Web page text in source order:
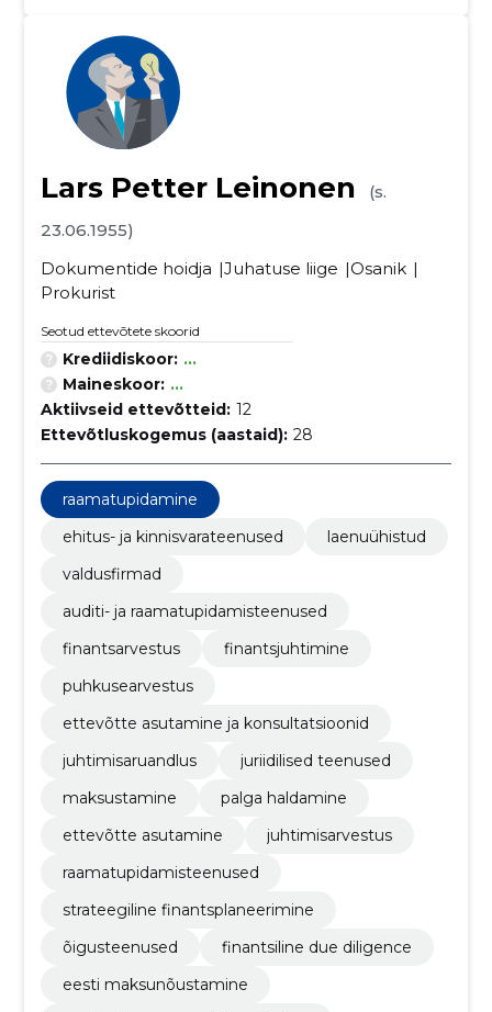
Lars Petter Leinonen
(s.
23.06.1955)
Dokumentide hoidja
Juhatuse liige
Osanik
Prokurist
Seotud ettevõtete skoorid
Krediidiskoor: ...
Maineskoor: ...
Aktiivseid ettevõtteid: 12
Ettevõtluskogemus (aastaid): 28
raamatupidamine
ehitus- ja kinnisvarateenused
laenuühistud
valdusfirmad
auditi- ja raamatupidamisteenused
finantsarvestus
finantsjuhtimine
puhkusearvestus
ettevõtte asutamine ja konsultatsioonid
juhtimisaruandlus
juriidilised teenused
maksustamine
palga haldamine
ettevõtte asutamine
juhtimisarvestus
raamatupidamisteenused
strateegiline finantsplaneerimine
õigusteenused
finantsiline due diligence
eesti maksunõustamine